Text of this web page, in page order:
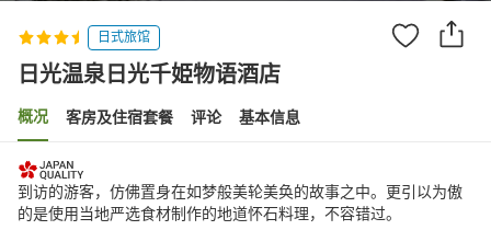
日式旅馆
日光温泉日光千姫物语酒店
概况 客房及住宿套餐 评论 基本信息
到访的游客，仿佛置身在如梦般美轮美奂的故事之中。更引以为傲
的是使用当地严选食材制作的地道怀石料理，不容错过。